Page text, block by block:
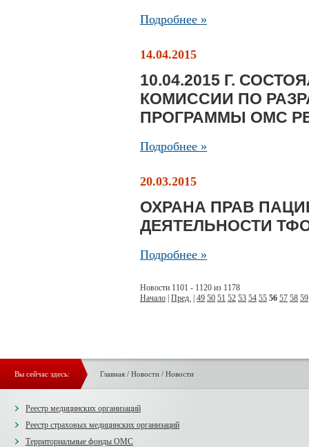
Подробнее »
14.04.2015
10.04.2015 Г.
КОМИССИИ ПО
ПРОГРАММЫ ОМС
Подробнее »
20.03.2015
ОХРАНА ПРАВ
ДЕЯТЕЛЬНОСТИ
Подробнее »
Новости 1101 - 1120 из 1178
Начало Пред. 49 50 51 52 53 54 55 56 57 58 59
Вы сейчас здесь: Главная/ Новости / Новости
Реестр медицинских организаций
Реестр страховых медицинских организаций
Территориальные фонды ОМС